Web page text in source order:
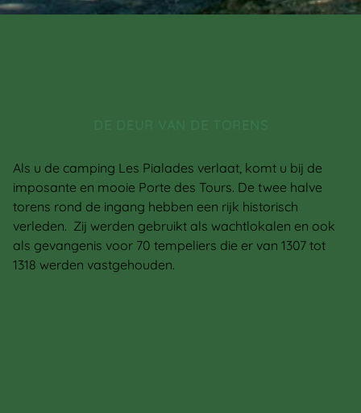
Als u de camping Les Pialades verlaat, komt u bij de
imposante en mooie Porte des Tours. De twee halve
torens rond de ingang hebben een rijk historisch
verleden. Zij werden gebruikt als wachtlokalen en ook
als gevangenis voor 70 tempeliers die er van 1307 tot
1318 werden vastgehouden.